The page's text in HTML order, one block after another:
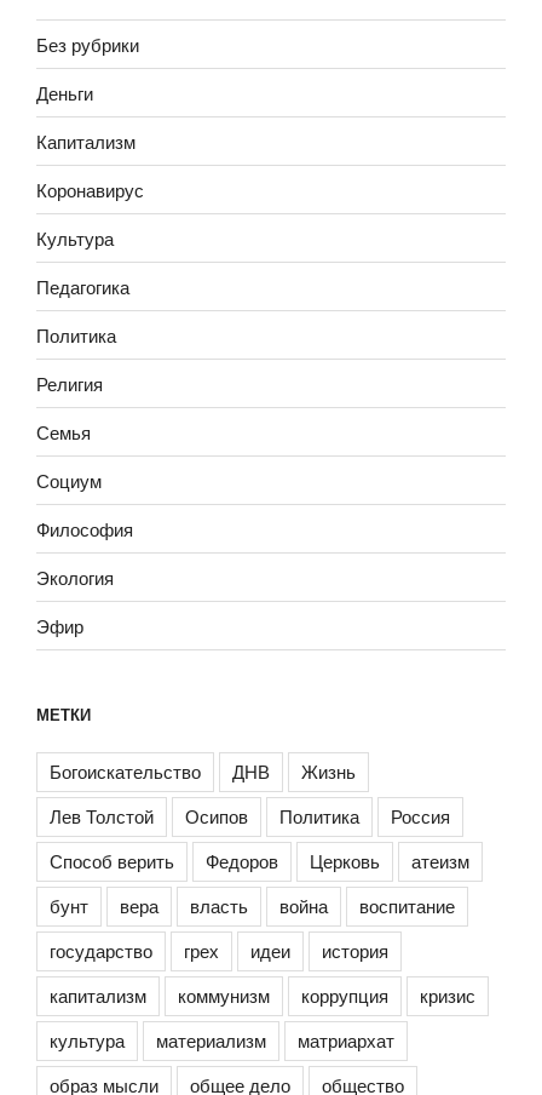
Без рубрики
Деньги
Капитализм
Коронавирус
Культура
Педагогика
Политика
Религия
Семья
Социум
Философия
Экология
Эфир
МЕТКИ
Богоискательство ДНВ
Жизнь
Лев Толстой
Осипов Политика
Россия
Способ верить
Федоров Церковь
атеизм
бунт
вера власть война
воспитание
государство
грех идеи
история
капитализм
коммунизм коррупция
кризис
культура
материализм
матриархат
образ мысли
общее дело общество